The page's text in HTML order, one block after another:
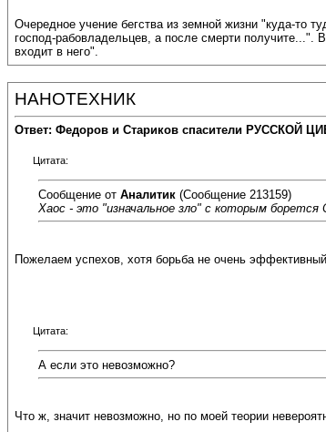
Очередное учение бегства из земной жизни "куда-то
господ-рабовладельцев, а после смерти получите...".
входит в него".
НАНОТЕХНИК
Ответ: Федоров и Стариков спасители РУССКОЙ
Цитата:
Сообщение от Аналитик (Сообщение 213159)
Хаос - это "изначальное зло" с которым борется
Пожелаем успехов, хотя борьба не очень
Цитата:
А если это невозможно?
Что ж, значит невозможно, но по моей теории